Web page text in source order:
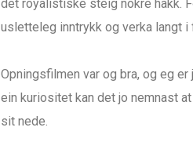
det royalistiske steig nokre hakk.
usletteleg inntrykk og verka langt
Opningsfilmen var og bra, og eg
ein kuriositet kan det jo nemnast
sit nede.